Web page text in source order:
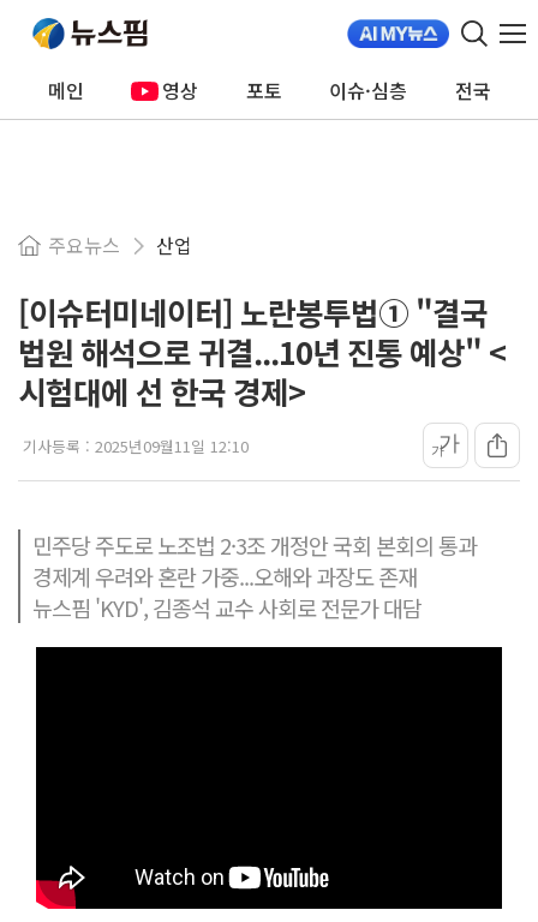
메인 영상 포토 이슈·심층 전국
주요뉴스 산업
[이슈터미네이터] 노란봉투법① "결국
법원 해석으로 귀결...10년 진통 예상" <
시험대에 선 한국 경제>
기사등록 : 2025년09월11일 12:10 가가
민주당 주도로 노조법 2·3조 개정안 국회 본회의 통과
경제계 우려와 혼란 가중...오해와 과장도 존재
뉴스핌 'KYD', 김종석 교수 사회로 전문가 대담